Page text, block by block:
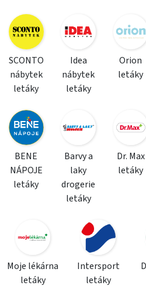
SCONTO
nábytek
letáky
Idea
nábytek
letáky
Orion
letáky
BENE
NÁPOJE
letáky
Barvy a
laky
drogerie
letáky
Dr. Max
letáky
Moje lékárna
letáky
Intersport
letáky